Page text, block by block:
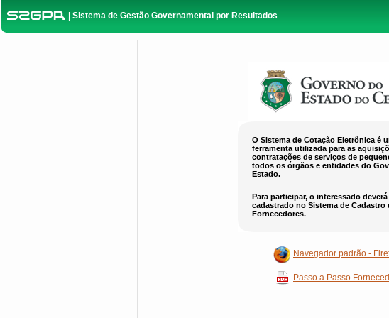
| Sistema de Gestão Governamental por Resultados
O Sistema de Cotação Eletrônica é
ferramenta utilizada para as
contratações de serviços de
todos os órgãos e entidades do
Estado.
Para participar, o interessado
cadastrado no Sistema de Cadastro
Fornecedores.
Navegador padrão -
Passo a Passo